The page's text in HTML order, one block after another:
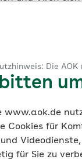
Die
www.aok.de
Cookies für
für Sie zu
gegen Latex) und